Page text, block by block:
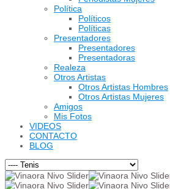
Política
Políticos
Políticas
Presentadores
Presentadores
Presentadoras
Realeza
Otros Artistas
Otros Artistas Hombres
Otros Artistas Mujeres
Amigos
Mis Fotos
VIDEOS
CONTACTO
BLOG